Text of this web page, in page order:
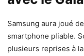
Samsung aura joué
smartphone pliable.
plusieurs reprises à